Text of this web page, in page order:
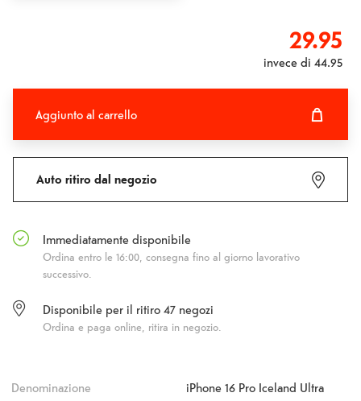
29.95
invece di 44.95
Aggiunto al carrello
Auto ritiro dal negozio
Immediatamente disponibile
Ordina entro le 16:00, consegna fino al giorno lavorativo
successivo.
Disponibile per il ritiro 47 negozi
Ordina e paga online, ritira in negozio.
Denominazione
iPhone 16 Pro Iceland Ultra